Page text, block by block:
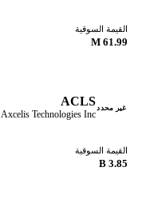
القيمة السوقية
61.99 M
غير محدد ACLS
Axcelis Technologies Inc
القيمة السوقية
3.85 B